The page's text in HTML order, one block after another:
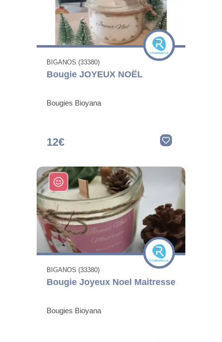
BIGANOS (33380)
Bougie JOYEUX NOËL
Bougies Bioyana
12€
BIGANOS (33380)
Bougie Joyeux Noel Maitresse
Bougies Bioyana